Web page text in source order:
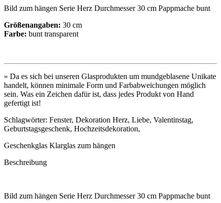
Bild zum hängen Serie Herz Durchmesser 30 cm Pappmache bunt
Größenangaben: 30 cm
Farbe: bunt transparent
» Da es sich bei unseren Glasprodukten um mundgeblasene Unikate
handelt, können minimale Form und Farbabweichungen möglich
sein. Was ein Zeichen dafür ist, dass jedes Produkt von Hand
gefertigt ist!
Schlagwörter: Fenster, Dekoration Herz, Liebe, Valentinstag,
Geburtstagsgeschenk, Hochzeitsdekoration,
Geschenkglas Klarglas zum hängen
Beschreibung
Bild zum hängen Serie Herz Durchmesser 30 cm Pappmache bunt